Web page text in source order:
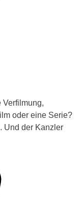
Verfilmung,
oder eine Serie?
Und der Kanzler